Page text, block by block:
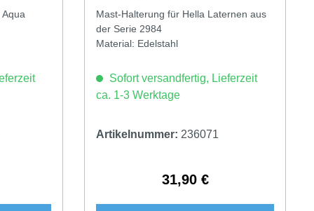
Mast-Halterung für Hella Laternen aus
der Serie 2984
Material: Edelstahl
Sofort versandfertig, Lieferzeit
ca. 1-3 Werktage
Artikelnummer: 236071
Regulärer Preis:
31,90 €